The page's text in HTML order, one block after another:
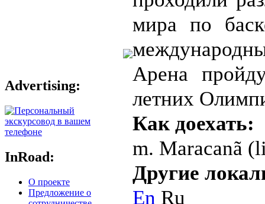
Advertising:
InRoad:
О проекте
Предложение о
мира по
Арена
летних
Как доехать:
m. Maracanã
Другие
En Ru